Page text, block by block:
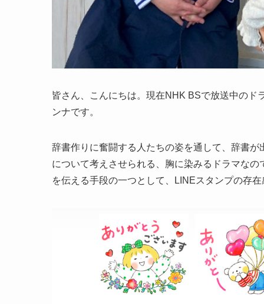
皆さん、こんにちは。現在NHK BSで放送中のド
ンナです。
辞書作りに奮闘する人たちの姿を通して、辞書
について考えさせられる、胸に染みるドラマな
を伝える手段の一つとして、LINEスタンプの存